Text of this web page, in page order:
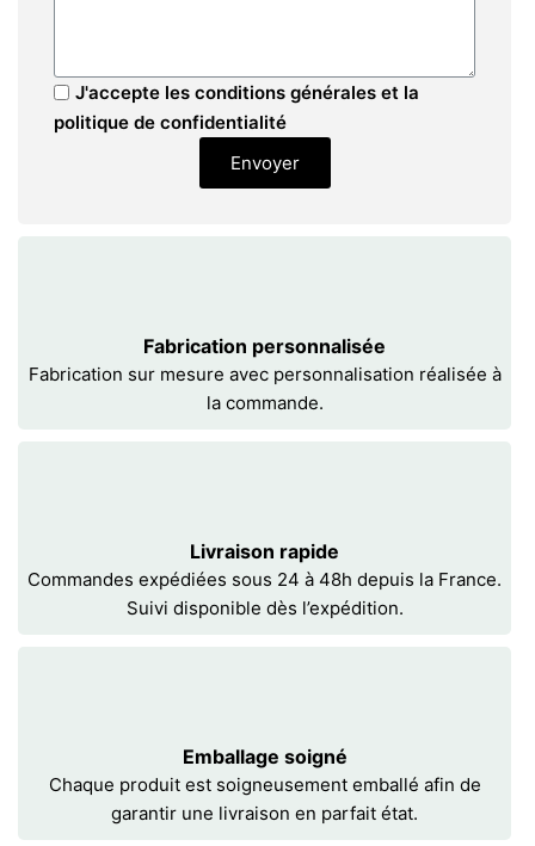
J'accepte les conditions générales et la
politique de confidentialité
Envoyer
Fabrication personnalisée
Fabrication sur mesure avec personnalisation réalisée à
la commande.
Livraison rapide
Commandes expédiées sous 24 à 48h depuis la France.
Suivi disponible dès l’expédition.
Emballage soigné
Chaque produit est soigneusement emballé afin de
garantir une livraison en parfait état.